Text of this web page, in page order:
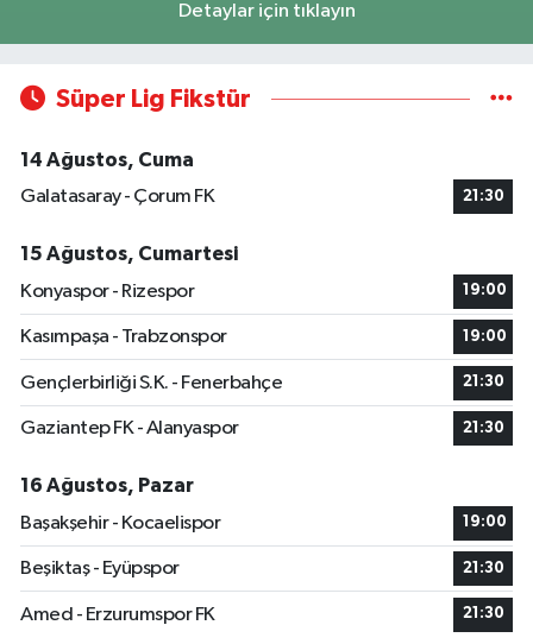
Detaylar için tıklayın
Süper Lig Fikstür
14 Ağustos, Cuma
Galatasaray - Çorum FK
21:30
15 Ağustos, Cumartesi
Konyaspor - Rizespor
19:00
Kasımpaşa - Trabzonspor 19:00
Gençlerbirliği S.K. - Fenerbahçe 21:30
Gaziantep FK - Alanyaspor 21:30
16 Ağustos, Pazar
Başakşehir - Kocaelispor
19:00
Beşiktaş - Eyüpspor 21:30
Amed - Erzurumspor FK 21:30